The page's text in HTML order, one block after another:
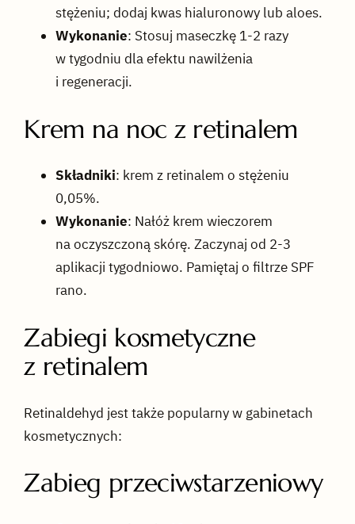
stężeniu; dodaj kwas hialuronowy lub aloes.
Wykonanie: Stosuj maseczkę 1-2 razy
w tygodniu dla efektu nawilżenia
i regeneracji.
Krem na noc z retinalem
Składniki: krem z retinalem o stężeniu
0,05%.
Wykonanie: Nałóż krem wieczorem
na oczyszczoną skórę. Zaczynaj od 2-3
aplikacji tygodniowo. Pamiętaj o filtrze SPF
rano.
Zabiegi kosmetyczne
z retinalem
Retinaldehyd jest także popularny w gabinetach
kosmetycznych:
Zabieg przeciwstarzeniowy